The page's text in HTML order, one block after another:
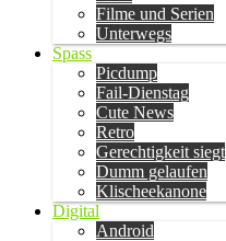
Filme und Serien
Unterwegs
Spass
Picdump
Fail-Dienstag
Cute News
Retro
Gerechtigkeit siegt
Dumm gelaufen
Klischeekanone
Digital
Android